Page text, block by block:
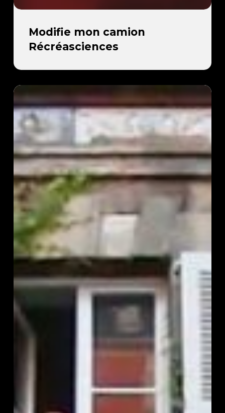
mon
camion
Récréasciences
Modifie mon camion
Récréasciences
Bienvenue
à
Récréasciences
!